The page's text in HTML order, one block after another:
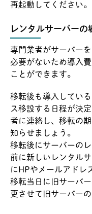
再起動してください。
レンタルサーバーの
専門業者がサーバー
必要がないため導入
ことができます。
移転後も導入してい
ス移設する日程が決
者に連絡し、移転の
知らせましょう。
移転後にサーバーの
前に新しいレンタル
にHPやメールアドレ
移転当日に旧サーバ
更させて旧サーバー